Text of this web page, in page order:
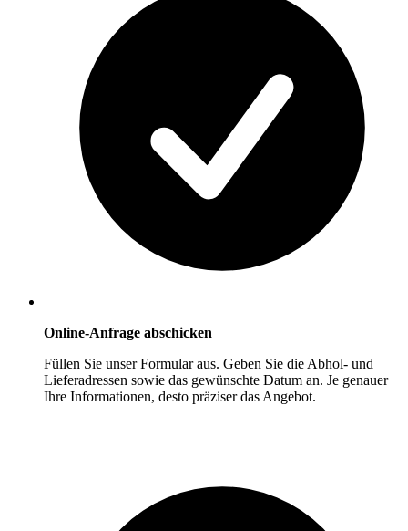
Online-Anfrage abschicken
Füllen Sie unser Formular aus. Geben Sie die Abhol- und
Lieferadressen sowie das gewünschte Datum an. Je genauer
Ihre Informationen, desto präziser das Angebot.